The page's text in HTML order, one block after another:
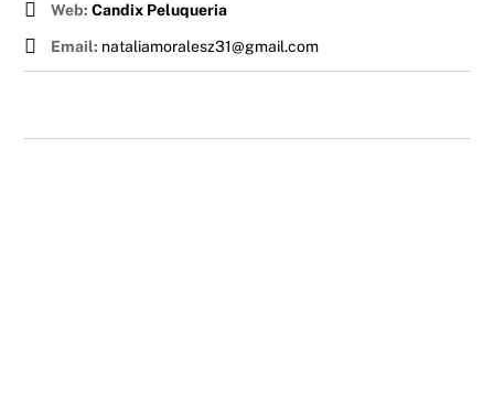
Web: Candix Peluqueria
Email: nataliamoralesz31@gmail.com